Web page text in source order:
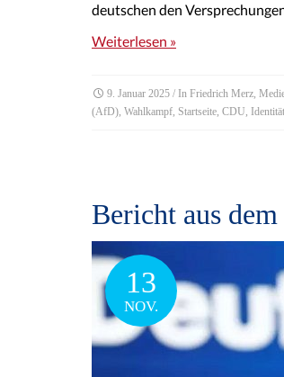
deutschen den
Weiterlesen »
9. Januar 2025 / In Friedrich Merz,
(AfD), Wahlkampf, Startseite, CDU,
Bericht aus
13
NOV.